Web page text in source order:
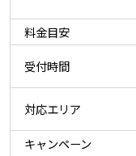
料金目安
受付時間
対応エリア
キャンペーン